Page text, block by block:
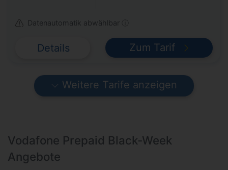
Datenautomatik abwählbar ⓘ
Details Zum Tarif
Weitere Tarife anzeigen
Vodafone Prepaid Black-Week
Angebote